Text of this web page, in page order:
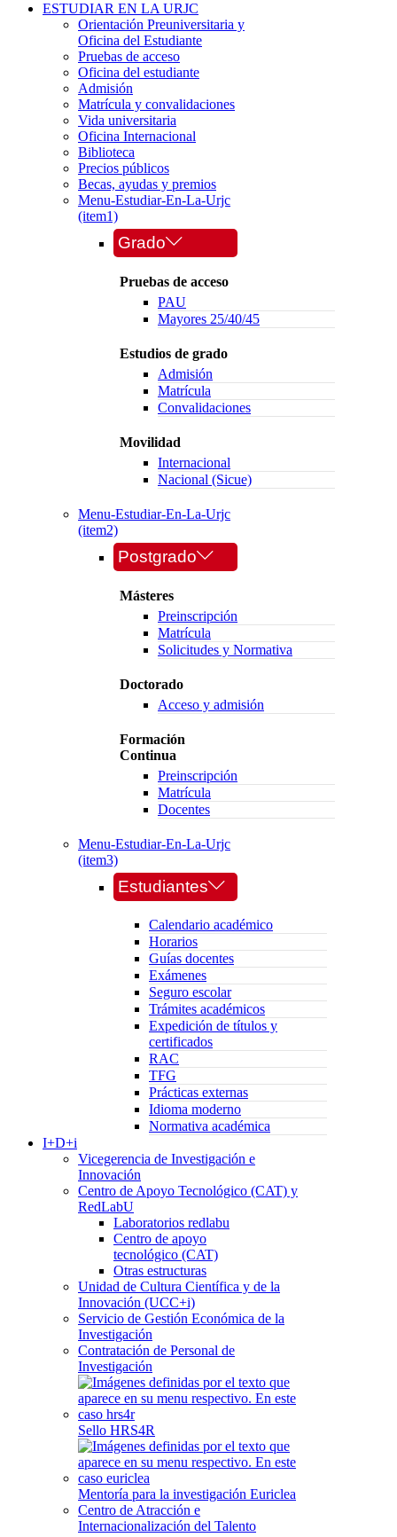
ESTUDIAR EN LA URJC
Orientación Preuniversitaria y
Oficina del Estudiante
Pruebas de acceso
Oficina del estudiante
Admisión
Matrícula y convalidaciones
Vida universitaria
Oficina Internacional
Biblioteca
Precios públicos
Becas, ayudas y premios
Menu-Estudiar-En-La-Urjc
(item1)
Grado
Pruebas de acceso
PAU
Mayores 25/40/45
Estudios de grado
Admisión
Matrícula
Convalidaciones
Movilidad
Internacional
Nacional (Sicue)
Menu-Estudiar-En-La-Urjc
(item2)
Postgrado
Másteres
Preinscripción
Matrícula
Solicitudes y Normativa
Doctorado
Acceso y admisión
Formación
Continua
Preinscripción
Matrícula
Docentes
Menu-Estudiar-En-La-Urjc
(item3)
Estudiantes
Calendario académico
Horarios
Guías docentes
Exámenes
Seguro escolar
Trámites académicos
Expedición de títulos y
certificados
RAC
TFG
Prácticas externas
Idioma moderno
Normativa académica
I+D+i
Vicegerencia de Investigación e
Innovación
Centro de Apoyo Tecnológico (CAT) y
RedLabU
Laboratorios redlabu
Centro de apoyo
tecnológico (CAT)
Otras estructuras
Unidad de Cultura Científica y de la
Innovación (UCC+i)
Servicio de Gestión Económica de la
Investigación
Contratación de Personal de
Investigación
Sello HRS4R
Mentoría para la investigación Euriclea
Centro de Atracción e
Internacionalización del Talento